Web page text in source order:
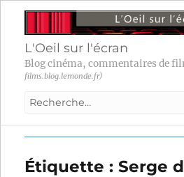
L'Oeil sur l'écran
Blog cinéma, commentaires de
films.blog.lemonde.fr)
Recherche
:
Étiquette :Serge